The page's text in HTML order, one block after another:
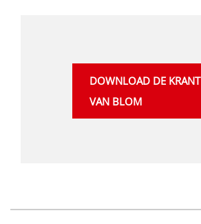
DOWNLOAD DE KRANT
VAN BLOM